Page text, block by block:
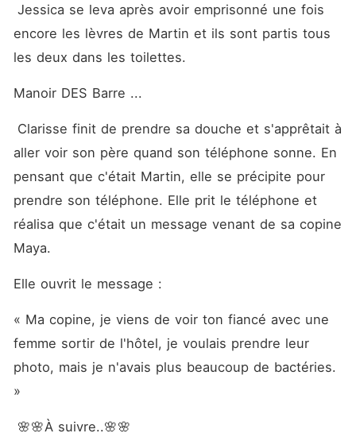
encore les lèvres de Martin et ils sont partis tous
les deux dans les toilettes.
Manoir DES Barre ...
aller voir son père quand son téléphone sonne. En
pensant que c'était Martin, elle se précipite pour
prendre son téléphone. Elle prit le téléphone et
réalisa que c'était un message venant de sa copine
Maya.
Elle ouvrit le message :
« Ma copine, je viens de voir ton fiancé avec une
femme sortir de l'hôtel, je voulais prendre leur
photo, mais je n'avais plus beaucoup de bactéries.
»
🌸🌸À suivre..🌸🌸